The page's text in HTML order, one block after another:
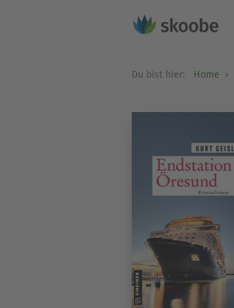
Du bist hier: Home